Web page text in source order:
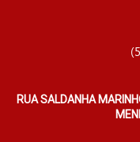
RUA SALDANHA